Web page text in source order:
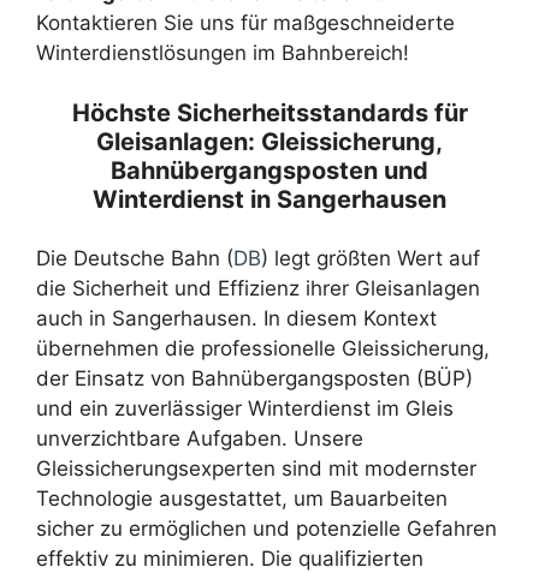
Kontaktieren Sie uns für maßgeschneiderte
Winterdienstlösungen im Bahnbereich!
Höchste Sicherheitsstandards für
Gleisanlagen: Gleissicherung,
Bahnübergangsposten und
Winterdienst in Sangerhausen
Die Deutsche Bahn (DB) legt größten Wert auf
die Sicherheit und Effizienz ihrer Gleisanlagen
auch in Sangerhausen. In diesem Kontext
übernehmen die professionelle Gleissicherung,
der Einsatz von Bahnübergangsposten (BÜP)
und ein zuverlässiger Winterdienst im Gleis
unverzichtbare Aufgaben. Unsere
Gleissicherungsexperten sind mit modernster
Technologie ausgestattet, um Bauarbeiten
sicher zu ermöglichen und potenzielle Gefahren
effektiv zu minimieren. Die qualifizierten